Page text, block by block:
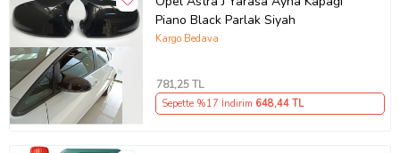
Piano Black Parlak Siyah
Kargo Bedava
781,25 TL
Sepette %17 İndirim 648,44 TL